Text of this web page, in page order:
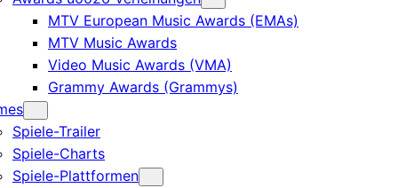
MTV European Music Awards (EMAs)
MTV Music Awards
Video Music Awards (VMA)
Grammy Awards (Grammys)
Spiele-Trailer
Spiele-Charts
Spiele-Plattformen